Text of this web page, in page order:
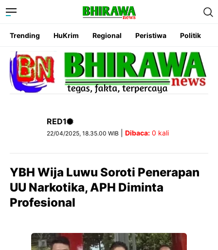
Trending HuKrim Regional Peristiwa Politik
RED1
22/04/2025, 18.35.00 WIB Dibaca: 0 kali
YBH Wija Luwu Soroti Penerapan
UU Narkotika, APH Diminta
Profesional